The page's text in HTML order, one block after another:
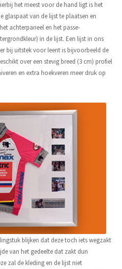
het meest voor de hand ligt is het
glaspaat van de lijst te plaatsen en
achterpaneel en het passe-
in de lijst. Een lijst in ons
bij uitstek voor leent is bijvoorbeeld de
over een stevig breed (3 cm) profiel
en extra hoekveren meer druk op
blijken dat deze toch iets wegzakt
van het gedeelte dat zakt dun
zal de kleding en de lijst niet